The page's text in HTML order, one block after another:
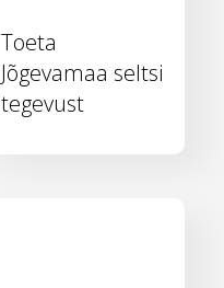
Toeta
Jõgevamaa seltsi
tegevust